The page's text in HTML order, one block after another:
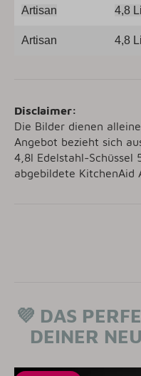
Artisan 4,8
Artisan 4,8
Disclaimer:
Die Bilder dienen
Angebot bezieht sich
4,8l Edelstahl-Schüssel
abgebildete KitchenAid
💜 DAS
DEINER